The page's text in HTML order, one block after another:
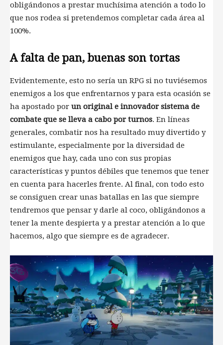
obligándonos a prestar muchísima atención a todo lo
que nos rodea si pretendemos completar cada área al
100%.
A falta de pan, buenas son tortas
Evidentemente, esto no sería un RPG si no tuviésemos
enemigos a los que enfrentarnos y para esta ocasión se
ha apostado por un original e innovador sistema de
combate que se lleva a cabo por turnos. En líneas
generales, combatir nos ha resultado muy divertido y
estimulante, especialmente por la diversidad de
enemigos que hay, cada uno con sus propias
características y puntos débiles que tenemos que tener
en cuenta para hacerles frente. Al final, con todo esto
se consiguen crear unas batallas en las que siempre
tendremos que pensar y darle al coco, obligándonos a
tener la mente despierta y a prestar atención a lo que
hacemos, algo que siempre es de agradecer.